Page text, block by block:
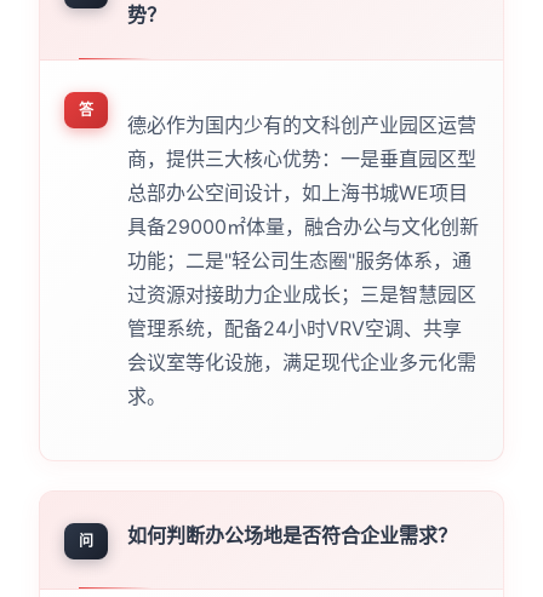
势？
答
德必作为国内少有的文科创产业园区运营
商，提供三大核心优势：一是垂直园区型
总部办公空间设计，如上海书城WE项目
具备29000㎡体量，融合办公与文化创新
功能；二是"轻公司生态圈"服务体系，通
过资源对接助力企业成长；三是智慧园区
管理系统，配备24小时VRV空调、共享
会议室等化设施，满足现代企业多元化需
求。
问 如何判断办公场地是否符合企业需求？